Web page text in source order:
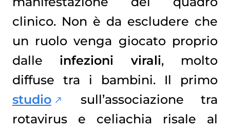
clinico. Non è da escludere che
un ruolo venga giocato proprio
dalle infezioni virali, molto
diffuse tra i bambini. Il primo
studio
sull’associazione tra
rotavirus e celiachia risale al